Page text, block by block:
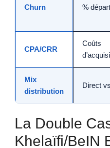
Churn %
CPA/CRR
Coûts
Mix
distribution
Direct
La Double
Khelaïfi/beIN